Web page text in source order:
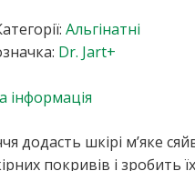
Альгінатні
Dr. Jart+
інформація
додасть шкірі м’яке
покривів і зробить